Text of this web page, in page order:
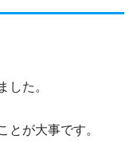
した。
とが大事です。